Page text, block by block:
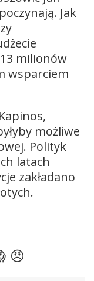
Jak
milionów
wsparciem
możliwe
Polityk
latach
zakładano